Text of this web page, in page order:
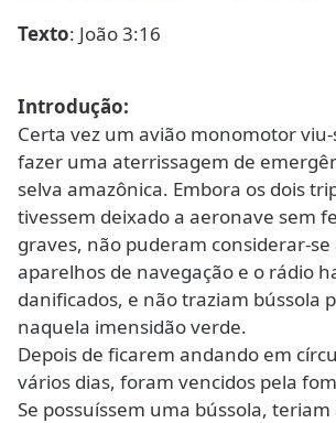
Texto: João 3:16
Introdução:
Certa vez um avião monomotor
fazer uma aterrissagem de
selva amazônica. Embora os dois
tivessem deixado a aeronave sem
graves, não puderam considerar-se
aparelhos de navegação e o rádio
danificados, e não traziam bússola
naquela imensidão verde.
Depois de ficarem andando em
vários dias, foram vencidos pela
Se possuíssem uma bússola,